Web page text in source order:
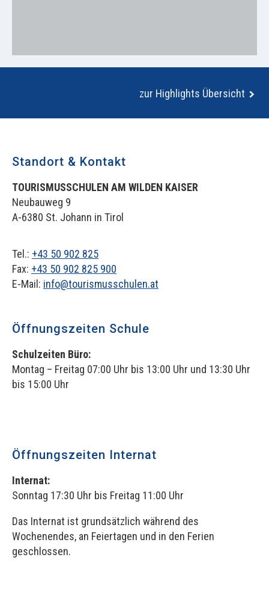
zur Highlights Übersicht
Standort & Kontakt
TOURISMUSSCHULEN AM WILDEN KAISER
Neubauweg 9
A-6380 St. Johann in Tirol
Tel.: +43 50 902 825
Fax: +43 50 902 825 900
E-Mail: info@tourismusschulen.at
Öffnungszeiten Schule
Schulzeiten Büro:
Montag – Freitag 07:00 Uhr bis 13:00 Uhr und 13:30 Uhr
bis 15:00 Uhr
Öffnungszeiten Internat
Internat:
Sonntag 17:30 Uhr bis Freitag 11:00 Uhr
Das Internat ist grundsätzlich während des
Wochenendes, an Feiertagen und in den Ferien
geschlossen.